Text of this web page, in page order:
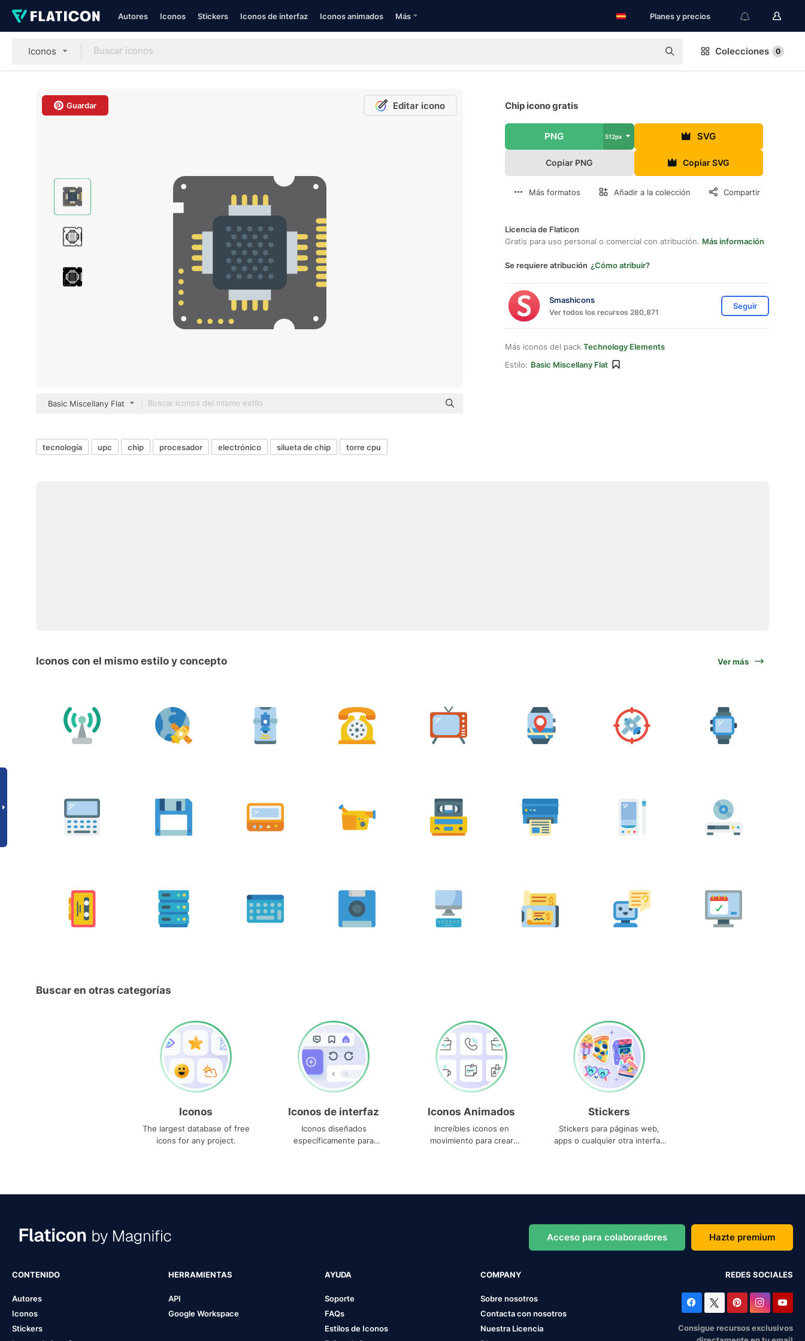
Autores Iconos Stickers Iconos de interfaz Iconos animados Más Planes y precios
Iconos Colecciones 0
Guardar Editar icono
Basic Miscellany Flat
Chip icono gratis
PNG 512px SVG
Copiar PNG Copiar SVG
Más formatos Añadir a la colección Compartir
Licencia de Flaticon
Gratis para uso personal o comercial con atribución. Más información
Se requiere atribución ¿Cómo atribuir?
Smashicons
Ver todos los recursos 280,871
Seguir
Más iconos del pack Technology Elements
Estilo: Basic Miscellany Flat
tecnología upc chip procesador electrónico silueta de chip torre cpu
Iconos con el mismo estilo y concepto Ver más
Buscar en otras categorías
Iconos
The largest database of free
icons for any project.
Iconos de interfaz
Iconos diseñados
específicamente para
Iconos Animados
Increíbles iconos en
movimiento para crear
Stickers
Stickers para páginas web,
apps o cualquier otra interfaz
Acceso para colaboradores Hazte premium
CONTENIDO
Autores
Iconos
Stickers
HERRAMIENTAS
API
Google Workspace
AYUDA
Soporte
FAQs
Estilos de Iconos
COMPANY
Sobre nosotros
Contacta con nosotros
Nuestra Licencia
REDES SOCIALES
Consigue recursos exclusivos